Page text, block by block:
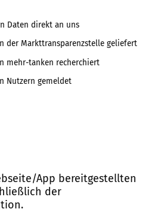
Daten direkt an uns
der Markttransparenzstelle geliefert
mehr-tanken recherchiert
Nutzern gemeldet
App bereitgestellten
der